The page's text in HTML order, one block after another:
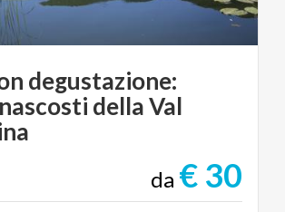
degustazione:
della Val
da € 30